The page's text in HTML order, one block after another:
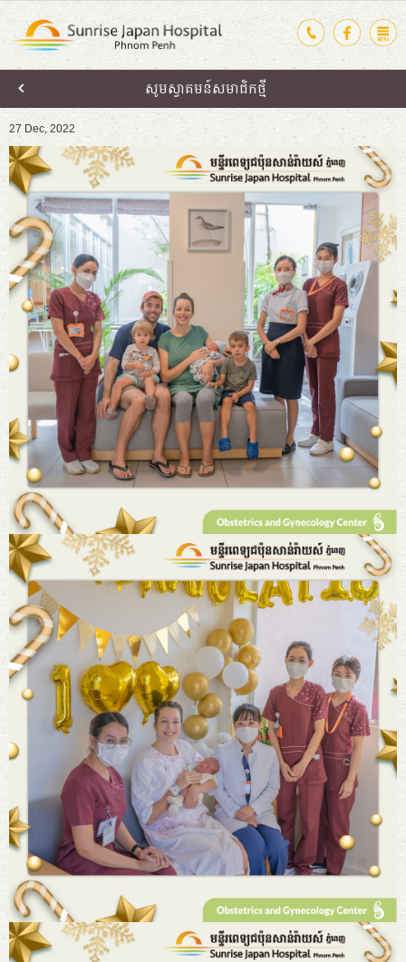
សូមស្វាគមន៍សមាជិកថ្មី
27 Dec, 2022